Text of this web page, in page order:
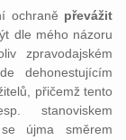
ochraně převážit
dle mého názoru
zpravodajském
dehonestujícím
přičemž tento
stanoviskem
újma směrem